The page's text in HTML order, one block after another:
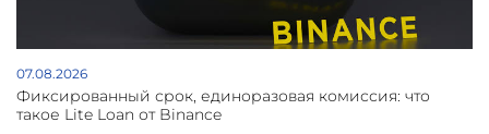
07.08.2026
Фиксированный срок, единоразовая комиссия: что
такое Lite Loan от Binance